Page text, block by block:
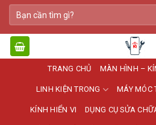
Bỏ
qua
nội
dung
Tìm
kiếm:
TRANG CHỦ MÀN HÌNH –
LINH KIỆN TRONG MÁY MÓC
KÍNH HIỂN VI DỤNG CỤ SỬA